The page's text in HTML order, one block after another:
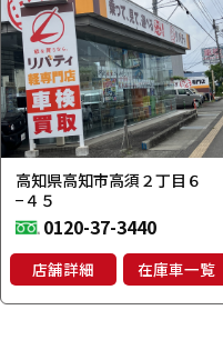
高知県高知市高須２丁目６
−４５
0120-37-3440
店舗詳細 在庫車一覧